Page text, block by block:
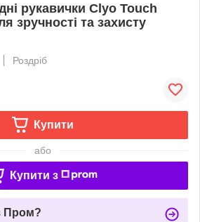
рукавички Clyo Touch
зручності та захисту
Роздріб
Купити
або
Купити з
Пром?